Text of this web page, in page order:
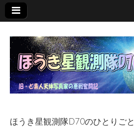
ほうき星観測隊D70のひとりごと